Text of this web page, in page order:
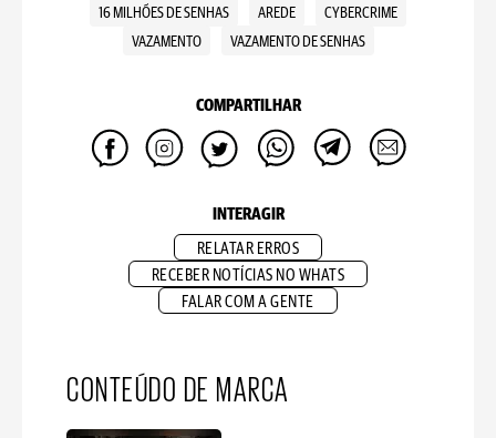
16 MILHÕES DE SENHAS AREDE
CYBERCRIME
VAZAMENTO
VAZAMENTO DE SENHAS
COMPARTILHAR
INTERAGIR
RELATAR ERROS
RECEBER NOTÍCIAS NO WHATS
FALAR COM A GENTE
CONTEÚDO DE MARCA